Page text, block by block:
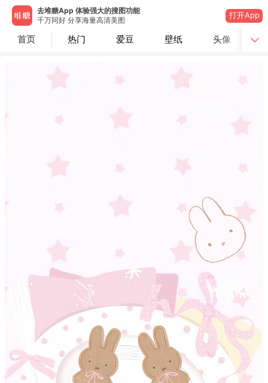
去堆糖App 体验强大的搜图功能
千万同好 分享海量高清美图
打开App
首页 热门 爱豆 壁纸 头像